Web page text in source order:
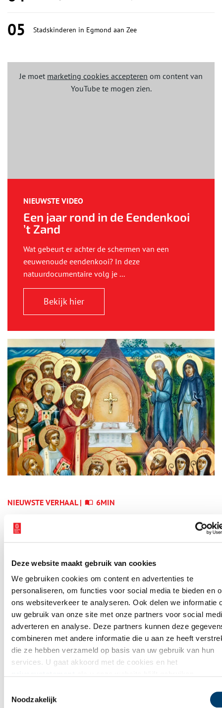
Deze website maakt gebruik van cookies
We gebruiken cookies om content en advertenties te
personaliseren, om functies voor social media te bieden en
ons websiteverkeer te analyseren. Ook delen we informatie
uw gebruik van onze site met onze partners voor social
adverteren en analyse. Deze partners kunnen deze
combineren met andere informatie die u aan ze heeft
die ze hebben verzameld op basis van uw gebruik van hun
services. U gaat akkoord met de cookies en het
Noodzakelijk
05 Stadskinderen in Egmond aan Zee
Je moet marketing cookies accepteren om content van
YouTube te mogen zien.
NIEUWSTE VIDEO
Een jaar rond in de Eendenkooi
’t Zand
Wat gebeurt er achter de schermen van een
eeuwenoude eendenkooi? In deze
natuurdocumentaire volg je ...
Bekijk hier
NIEUWSTE VERHAAL | 6MIN
Heiligen van de Lage
Landen I: van Cunera tot
WAAR BEN JIJ NU?
Verhalen op
de kaart
Op de verhalenkaart kan je precies zien wat zich vroeger
jouw eigen provincie!